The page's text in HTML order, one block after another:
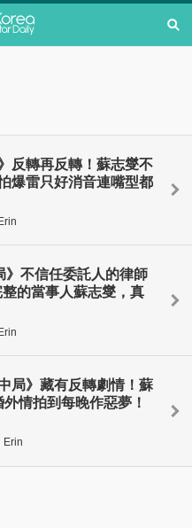
反轉再反轉！蘇志燮不
爆雷只好消音連嘴型都
》不信任委託人的律師
的當事人蘇志燮，真
局》藏有反轉劇情！蘇
情拍到每晚作惡夢！
Erin